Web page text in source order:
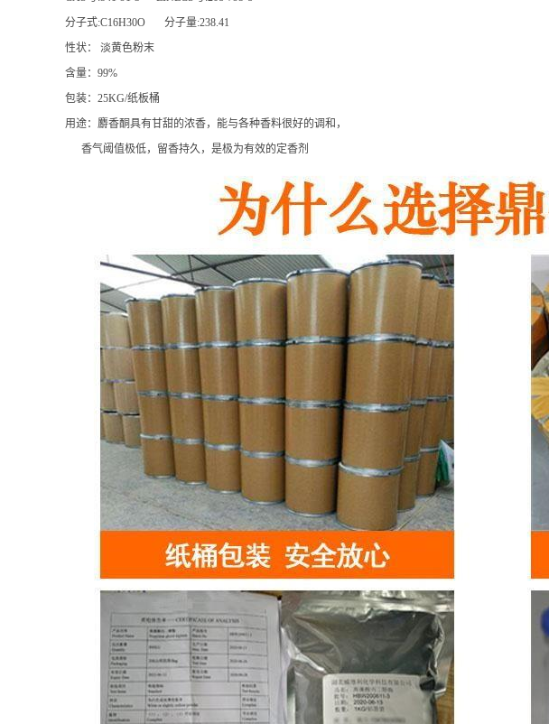
分子式:C16H30O 分子量:238.41
性状： 淡黄色粉末
含量：99%
包装：25KG/纸板桶
用途：麝香酮具有甘甜的浓香，能与各种香料很好的调和，
香气阈值极低，留香持久，是极为有效的定香剂